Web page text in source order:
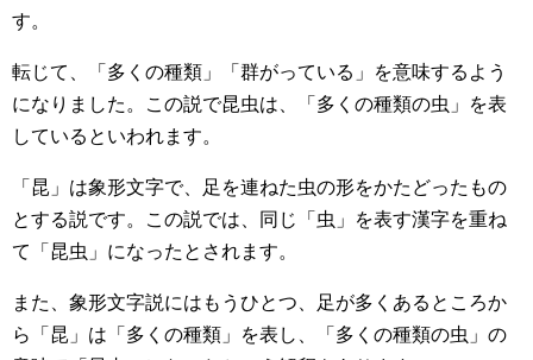
す。
転じて、「多くの種類」「群がっている」を意味するよう
になりました。この説で昆虫は、「多くの種類の虫」を表
しているといわれます。
「昆」は象形文字で、足を連ねた虫の形をかたどったもの
とする説です。この説では、同じ「虫」を表す漢字を重ね
て「昆虫」になったとされます。
また、象形文字説にはもうひとつ、足が多くあるところか
ら「昆」は「多くの種類」を表し、「多くの種類の虫」の